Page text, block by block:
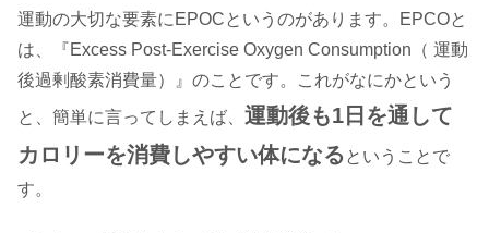
運動の大切な要素にEPOCというのがあります。EPCOと
は、『Excess Post-Exercise Oxygen Consumption（ 運動
後過剰酸素消費量）』のことです。これがなにかという
と、簡単に言ってしまえば、 運動後も1日を通して
カロリーを消費しやすい体になる ということで
す。